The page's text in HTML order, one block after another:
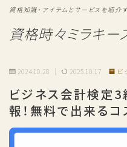
資格時々ミラキー
資格知識・アイテムとサービスを紹介
2024.10.28 2025.10.17 ビ
ビジネス会計検定3
報！無料で出来る